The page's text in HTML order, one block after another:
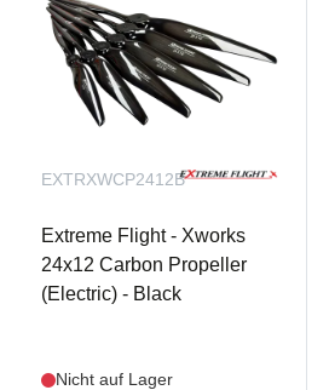
EXTRXWCP2412B
Extreme Flight - Xworks
24x12 Carbon Propeller
(Electric) - Black
Nicht auf Lager